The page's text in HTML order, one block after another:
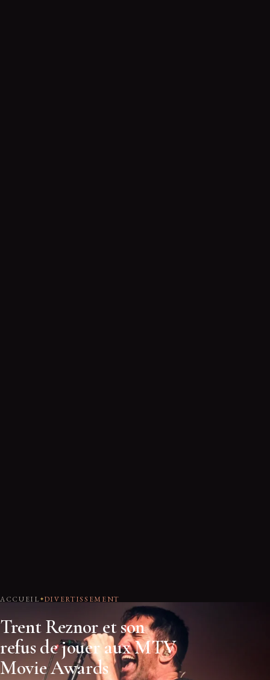
ACCUEIL DIVERTISSEMENT
Trent Reznor et son
refus de jouer aux MTV
Movie Awards